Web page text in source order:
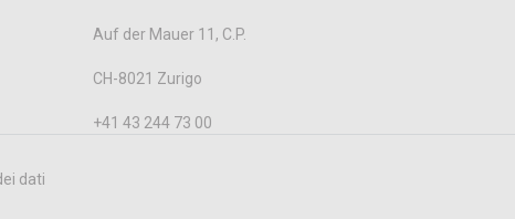
Auf der Mauer 11, C.P.
CH-8021 Zurigo
+41 43 244 73 00
dati